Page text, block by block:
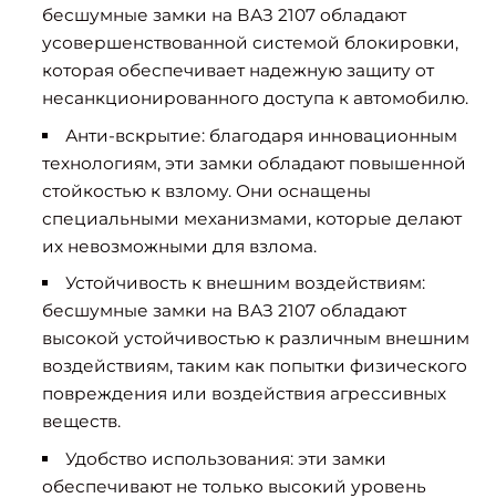
бесшумные замки на ВАЗ 2107 обладают
усовершенствованной системой блокировки,
которая обеспечивает надежную защиту от
несанкционированного доступа к автомобилю.
Анти-вскрытие: благодаря инновационным
технологиям, эти замки обладают повышенной
стойкостью к взлому. Они оснащены
специальными механизмами, которые делают
их невозможными для взлома.
Устойчивость к внешним воздействиям:
бесшумные замки на ВАЗ 2107 обладают
высокой устойчивостью к различным внешним
воздействиям, таким как попытки физического
повреждения или воздействия агрессивных
веществ.
Удобство использования: эти замки
обеспечивают не только высокий уровень